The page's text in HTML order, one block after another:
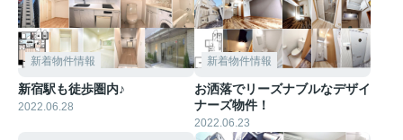
新着物件情報
新宿駅も徒歩圏内♪
2022.06.28
新着物件情報
お洒落でリーズナブルなデザイ
ナーズ物件！
2022.06.23